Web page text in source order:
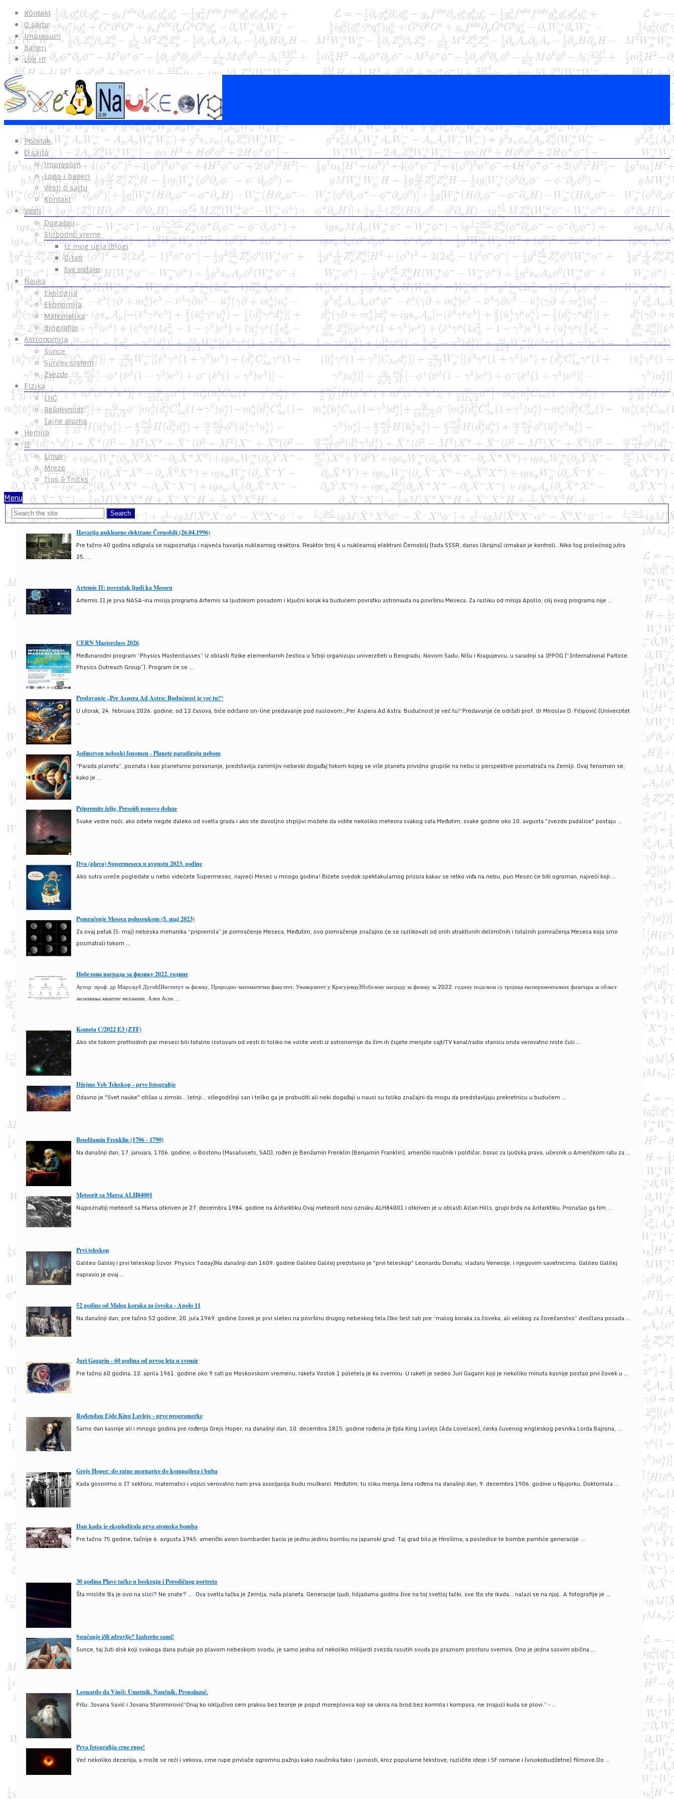
Kontakt
O sajtu
Impresum
Baneri
Log in
Početak
O sajtu
Impresum
Logo i baneri
Vesti o sajtu
Kontakt
Vesti
Događaji
Slobodno vreme
Iz mog ugla (blog)
Citati
Sve ostalo
Nauka
Ekologija
Ekonomija
Matematika
Biografije
Astronomija
Sunce
Sunčev sistem
Zvezde
Fizika
LHC
Relativnost
Tajne atoma
Hemija
IT
Linux
Mreze
Tips & Tricks
Menu
Havarija nuklearne elektrane Černobilj (26.04.1996)
Pre tačno 40 godina odigrala se najpoznatija i najveća havarija nuklearnog reaktora. Reaktor broj 4 u nuklearnoj elektrani Černobilj (tada SSSR, danas Ukrajna) izmakao je kontroli...Niko tog prolećnog jutra
25. ...
Artemis II: povratak ljudi ka Mesecu
Artemis II je prva NASA-ina misija programa Artemis sa ljudskom posadom i ključni korak ka budućem povratku astronauta na površinu Meseca. Za razliku od misija Apollo, cilj ovog programa nije ...
CERN Masterclass 2026
Međunarodni program “Physics Masterclasses” iz oblasti fizike elementarnih čestica u Srbiji organizuju univerziteti u Beogradu, Novom Sadu, Nišu i Kragujevcu, u saradnji sa IPPOG (“International Particle
Physics Outreach Group”). Program će se ...
Predavanje „Per Aspera Ad Astra: Budućnost je već tu!“
U utorak, 24. februara 2026. godine, od 12 časova, biće održano on-line predavanje pod naslovom:„Per Aspera Ad Astra: Budućnost je već tu!“Predavanje će održati prof. dr Miroslav D. Filipović (Univerzitet
...
Jedinstven nebeski fenomen - Planete paradiraju nebom
“Parada planeta”, poznata i kao planetarno poravnanje, predstavlja zanimljiv nebeski događaj tokom kojeg se više planeta prividno grupiše na nebu iz perspektive posmatrača na Zemlji. Ovaj fenomen se,
kako je ...
Pripremite želje, Perseidi ponovo dolaze
Svake vedre noći, ako odete negde daleko od svetla grada i ako ste dovoljno strpljivi možete da vidite nekoliko meteora svakog sata.Međutim, svake godine oko 10. avgusta "zvezde padalice" postaju ...
Dva (plava) Supermeseca u avgustu 2023. godine
Ako sutra uveče pogledate u nebo videćete Supermesec, najveći Mesec u mnogo godina! Bićete svedok spektakularnog prizora kakav se retko viđa na nebu, pun Mesec će biti ogroman, najveći koji ...
Pomračenje Meseca polusenkom (5. maj 2023)
Za ovaj petak (5. maj) nebeska mehanika “pripremila” je pomračenje Meseca, Međutim, ovo pomračenje značajno će se razlikovati od onih atraktivnih delimičnih i totalnih pomračenja Meseca koja smo
posmatrali tokom ...
Нобелова награда за физику 2022. године
Аутор: проф. др Мирољуб Дугић(Институт за физику, Природно-математички факултет, Универзитет у Крагујевцу)Нобелову награду за физику за 2022. годину поделила су тројица експерименталних физичара за област
заснивања квантне механике, Ален Аспе ...
Kometa C/2022 E3 (ZTF)
Ako ste tokom prethodnih par meseci bili totalno izolovani od vesti ili toliko ne volite vesti iz astronomije da čim ih čujete menjate sajt/TV kanal/radio stanicu onda verovatno niste čuli ...
Džejms Veb Teleskop - prve fotografije
Odavno je "Svet nauke" otišao u zimski... letnji... višegodišnji san i teško ga je probuditi ali neki događaji u nauci su toliko značajni da mogu da predstavljaju prekretnicu u budućem ...
Bendžamin Frenklin (1706 - 1790)
Na današnji dan, 17. januara, 1706. godine, u Bostonu (Masačusets, SAD), rođen je Benžamin Frenklin (Benjamin Franklin), američki naučnik i političar, borac za ljudska prava, učesnik u Američkom ratu za ...
Meteorit sa Marsa ALH84001
Najpoznatiji meteorit sa Marsa otkriven je 27. decembra 1984. godine na Antarktiku.Ovaj meteorit nosi oznaku ALH84001 i otkriven je u oblasti Allan Hills, grupi brda na Antarktiku. Pronašao ga tim ...
Prvi teleskop
Galileo Galilej i prvi teleskop (izvor: Physics Today)Na današnji dan 1609. godine Galileo Galilej predstavio je "prvi teleskop" Leonardu Donatu, vladaru Venecije, i njegovim savetnicima. Galileo Galilej
napravio je ovaj ...
52 godine od Malog koraka za čoveka - Apolo 11
Na današnji dan, pre tačno 52 godine, 20. jula 1969. godine čovek je prvi sleteo na površinu drugog nebeskog tela.Oko šest sati pre “malog koraka za čoveka, ali velikog za čovečanstvo” dvočlana posada ...
Juri Gagarin - 60 godina od prvog leta u svemir
Pre tačno 60 godina, 12. aprila 1961. godine oko 9 sati po Moskovskom vremenu, raketa Vostok 1 poletela je ka svemiru. U raketi je sedeo Juri Gagarin koji je nekoliko minuta kasnije postao prvi čovek u ...
Rođendan Ejde King Lavlejs - prve programerke
Samo dan kasnije ali i mnogo godina pre rođenja Grejs Hoper, na današnji dan, 10. decembra 1815. godine rođena je Ejda King Lavlejs (Ada Lovelace), ćerka čuvenog engleskog pesnika Lorda Bajrona, ...
Grejs Hoper: do ratne mornarice do kompajlera i buba
Kada govorimo o IT sektoru, matematici i vojsci verovatno nam prva asocijacija budu muškarci. Međutim, tu sliku menja žena rođena na današnji dan, 9. decembra 1906. godine u Njujorku. Doktorirala ...
Dan kada je eksplodirala prva atomska bomba
Pre tačno 75 godine, tačnije 6. avgusta 1945. američki avion bombarder bacio je jednu jedinu bombu na japanski grad. Taj grad bila je Hirošima, a posledice te bombe pamtiće generacije ...
30 godina Plave tačke u beskraju i Porodičnog portreta
Šta mislite šta je ovo na slici? Ne znate? … Ova svetla tačka je Zemlja, naša planeta. Generacije ljudi, hiljadama godina žive na toj svetloj tački, sve što ste ikada… nalazi se na njoj…A fotografije je ...
Sunčanje i/ili zdravlje? Izaberite sami!
Sunce, taj žuti disk koji svakoga dana putuje po plavom nebeskom svodu, je samo jedna od nekoliko milijardi zvezda rasutih svuda po praznom prostoru svemira. Ono je jedna sasvim obična ...
Leonardo da Vinči: Umetnik. Naučnik. Pronalazač.
Pišu: Jovana Savić i Jovana Stanimirović“Onaj ko isključivo ceni praksu bez teorije je poput moreplovca koji se ukrca na brod bez kormila i kompasa, ne znajući kuda se plovi.” - ...
Prva fotografija crne rupe!
Već nekoliko decenija, a može se reći i vekova, crne rupe privlače ogromnu pažnju kako naučnika tako i javnosti, kroz popularne tekstove, različite ideje i SF romane i (visokobudžetne) filmove.Do ...